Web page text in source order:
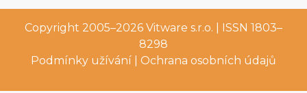
Copyright 2005–2026 Vitware s.r.o. | ISSN 1803–
8298
Podmínky užívání
Ochrana osobních údajů